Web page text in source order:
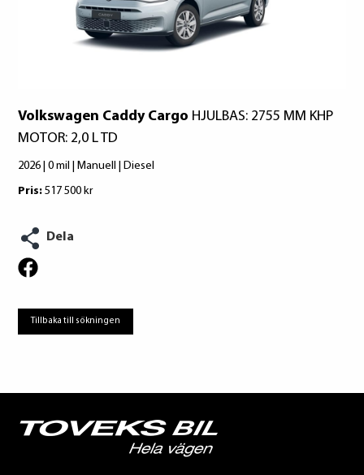
HANKOOK
Continental
Maxxis
Volkswagen Caddy Cargo HJULBAS: 2755 MM KHP
MOTOR: 2,0 L TD
2026 | 0 mil | Manuell | Diesel
Pris: 517 500 kr
Dela
Tillbaka till sökningen